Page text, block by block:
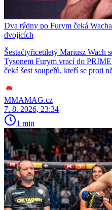
Dva týdny po Furym čeká
dvojicích
Šestačtyřicetiletý Mariusz Wach
Tysonem Furym vrací do
čeká šest soupeřů, kteří se proti
MMAMAG.cz
7. 8. 2026, 23:34
1 min